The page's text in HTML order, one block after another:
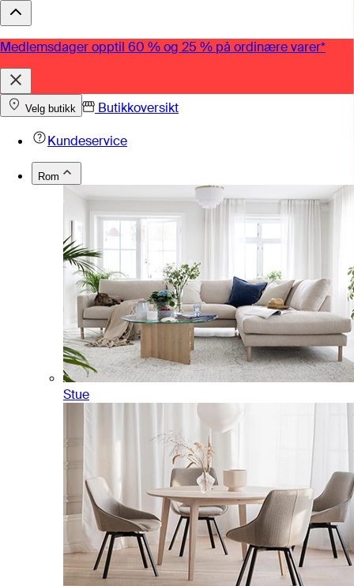
Medlemsdager opptil 60 % og 25 % på ordinære varer*
Velg butikk
Butikkoversikt
Kundeservice
Rom
Stue